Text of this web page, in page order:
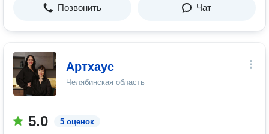
Позвонить Чат
Артхаус
Челябинская область
5.0 5 оценок